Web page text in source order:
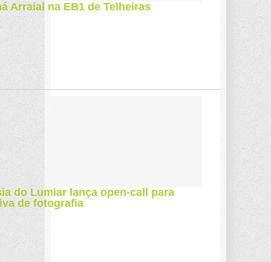
Arraial na EB1 de Telheiras
do Lumiar lança open-call para
de fotografia